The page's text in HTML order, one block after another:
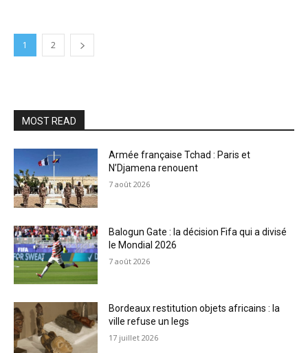
1 2
MOST READ
Armée française Tchad : Paris et
N’Djamena renouent
7 août 2026
Balogun Gate : la décision Fifa qui a divisé
le Mondial 2026
7 août 2026
Bordeaux restitution objets africains : la
ville refuse un legs
17 juillet 2026